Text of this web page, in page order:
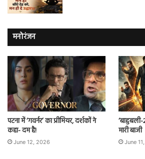
मनोरंजन
पटना में ‘गवर्नर’ का प्रीमियर, दर्शकों ने
कहा- दम है!
June 12, 2026
‘बाहुबली-
मारी बाजी
June